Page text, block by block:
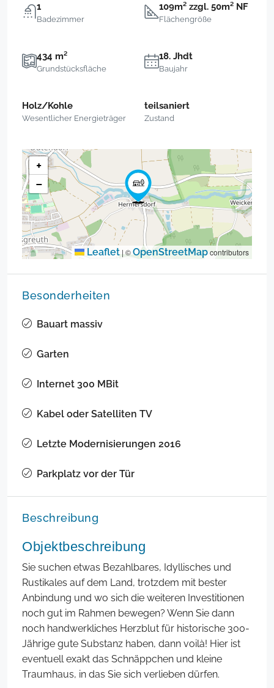
1
Badezimmer
109m² zzgl. 50m² NF
Flächengröße
434 m²
Grundstücksfläche
18. Jhdt
Baujahr
Holz/Kohle
Wesentlicher Energieträger
teilsaniert
Zustand
+
−
Leaflet | ©OpenStreetMapcontributors
Besonderheiten
Bauart massiv
Garten
Internet 300 MBit
Kabel oder Satelliten TV
Letzte Modernisierungen 2016
Parkplatz vor der Tür
Beschreibung
Objektbeschreibung
Sie suchen etwas Bezahlbares, Idyllisches und
Rustikales auf dem Land, trotzdem mit bester
Anbindung und wo sich die weiteren Investitionen
noch gut im Rahmen bewegen? Wenn Sie dann
noch handwerkliches Herzblut für historische 300-
Jährige gute Substanz haben, dann voilà! Hier ist
eventuell exakt das Schnäppchen und kleine
Traumhaus, in das Sie sich verlieben dürfen.